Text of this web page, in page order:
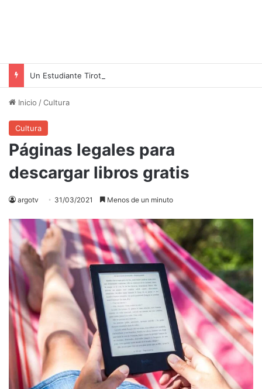
Inicio /Cultura
Cultura
Páginas legales para
descargar libros gratis
argotv 31/03/2021 Menos de un minuto